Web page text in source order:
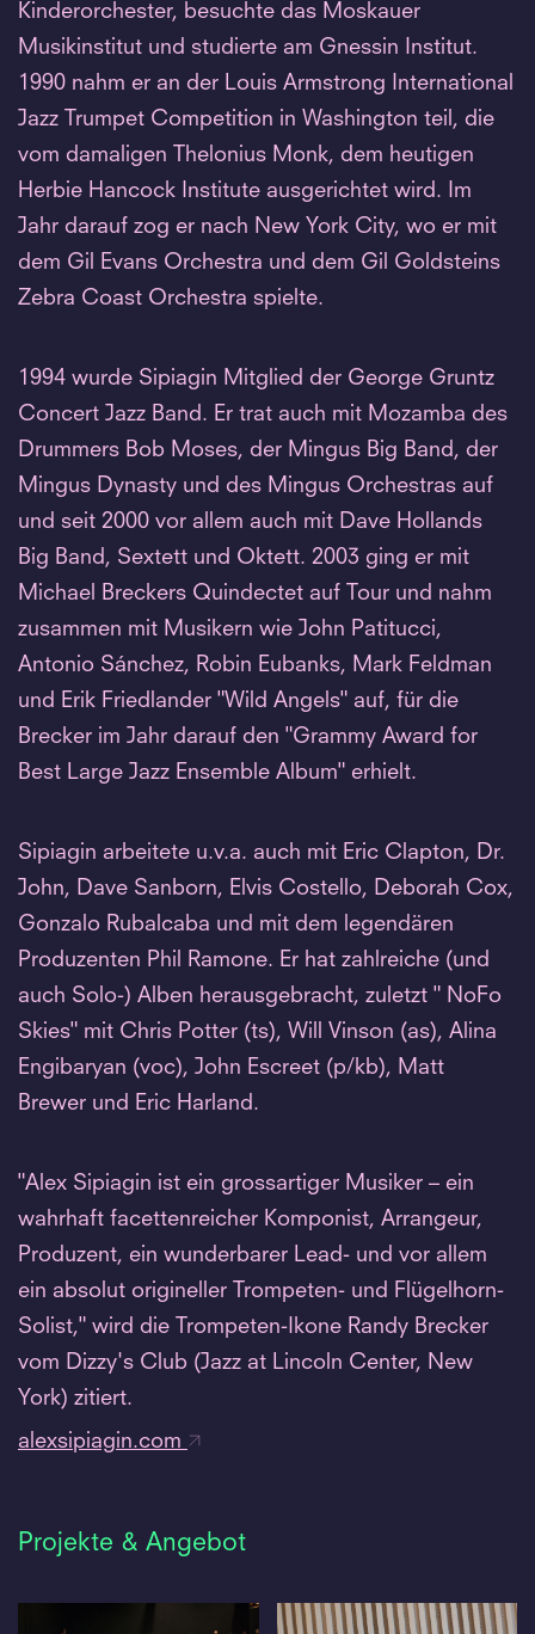
Kinderorchester, besuchte das Moskauer
Musikinstitut und studierte am Gnessin Institut.
1990 nahm er an der Louis Armstrong International
Jazz Trumpet Competition in Washington teil, die
vom damaligen Thelonius Monk, dem heutigen
Herbie Hancock Institute ausgerichtet wird. Im
Jahr darauf zog er nach New York City, wo er mit
dem Gil Evans Orchestra und dem Gil Goldsteins
Zebra Coast Orchestra spielte.
1994 wurde Sipiagin Mitglied der George Gruntz
Concert Jazz Band. Er trat auch mit Mozamba des
Drummers Bob Moses, der Mingus Big Band, der
Mingus Dynasty und des Mingus Orchestras auf
und seit 2000 vor allem auch mit Dave Hollands
Big Band, Sextett und Oktett. 2003 ging er mit
Michael Breckers Quindectet auf Tour und nahm
zusammen mit Musikern wie John Patitucci,
Antonio Sánchez, Robin Eubanks, Mark Feldman
und Erik Friedlander "Wild Angels" auf, für die
Brecker im Jahr darauf den "Grammy Award for
Best Large Jazz Ensemble Album" erhielt.
Sipiagin arbeitete u.v.a. auch mit Eric Clapton, Dr.
John, Dave Sanborn, Elvis Costello, Deborah Cox,
Gonzalo Rubalcaba und mit dem legendären
Produzenten Phil Ramone. Er hat zahlreiche (und
auch Solo-) Alben herausgebracht, zuletzt " NoFo
Skies" mit Chris Potter (ts), Will Vinson (as), Alina
Engibaryan (voc), John Escreet (p/kb), Matt
Brewer und Eric Harland.
"Alex Sipiagin ist ein grossartiger Musiker – ein
wahrhaft facettenreicher Komponist, Arrangeur,
Produzent, ein wunderbarer Lead- und vor allem
ein absolut origineller Trompeten- und Flügelhorn-
Solist," wird die Trompeten-Ikone Randy Brecker
vom Dizzy's Club (Jazz at Lincoln Center, New
York) zitiert.
alexsipiagin.com
Projekte & Angebot